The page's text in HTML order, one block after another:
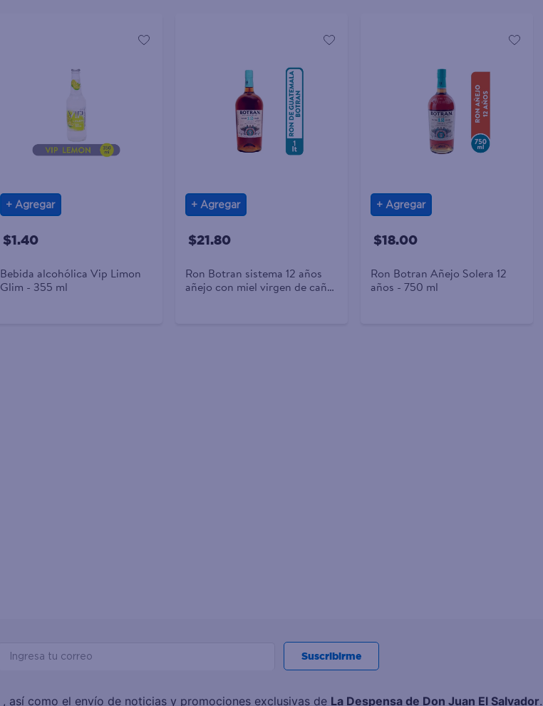
Agregar
$1.40
Bebida alcohólica Vip Limon
Glim - 355 ml
Agregar
$21.80
Ron Botran sistema 12 años
añejo con miel virgen de caña
Agregar
$18.00
Ron Botran Añejo Solera 12
años - 750 ml
Suscribirme
, así como el envío de noticias y promociones exclusivas de La Despensa de Don Juan El Salvador.